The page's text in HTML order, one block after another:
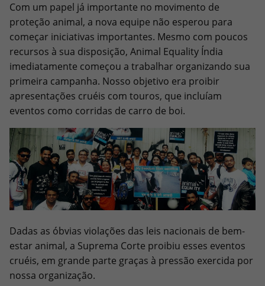
Com um papel já importante no movimento de
proteção animal, a nova equipe não esperou para
começar iniciativas importantes. Mesmo com poucos
recursos à sua disposição, Animal Equality Índia
imediatamente começou a trabalhar organizando sua
primeira campanha. Nosso objetivo era proibir
apresentações cruéis com touros, que incluíam
eventos como corridas de carro de boi.
Dadas as óbvias violações das leis nacionais de bem-
estar animal, a Suprema Corte proibiu esses eventos
cruéis, em grande parte graças à pressão exercida por
nossa organização.